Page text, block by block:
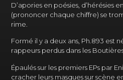
D’apories en poésies, d’hérésies
(prononcer chaque chiffre) se
rime.
Formé il y a deux ans, Ph.893 est
rappeurs perdus dans les
Épaulés sur les premiers EPs par
cracher leurs masques sur scène